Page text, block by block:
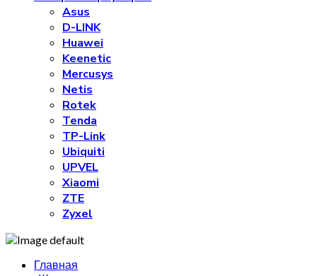
Asus
D-LINK
Huawei
Keenetic
Mercusys
Netis
Rotek
Tenda
TP-Link
Ubiquiti
UPVEL
Xiaomi
ZTE
Zyxel
Главная